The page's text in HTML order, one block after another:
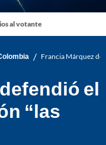
al votante
/ Francia Márquez
el
“las